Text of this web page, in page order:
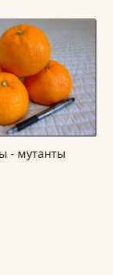
- мутанты